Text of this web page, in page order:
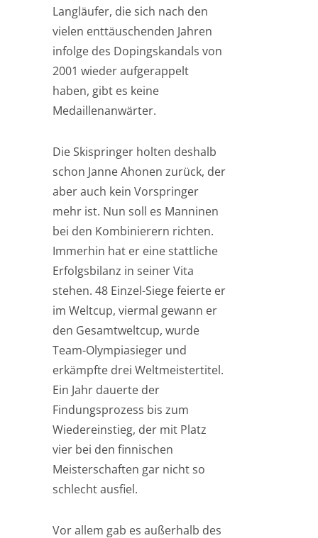
Langläufer, die sich nach den
vielen enttäuschenden Jahren
infolge des Dopingskandals von
2001 wieder aufgerappelt
haben, gibt es keine
Medaillenanwärter.
Die Skispringer holten deshalb
schon Janne Ahonen zurück, der
aber auch kein Vorspringer
mehr ist. Nun soll es Manninen
bei den Kombinierern richten.
Immerhin hat er eine stattliche
Erfolgsbilanz in seiner Vita
stehen. 48 Einzel-Siege feierte er
im Weltcup, viermal gewann er
den Gesamtweltcup, wurde
Team-Olympiasieger und
erkämpfte drei Weltmeistertitel.
Ein Jahr dauerte der
Findungsprozess bis zum
Wiedereinstieg, der mit Platz
vier bei den finnischen
Meisterschaften gar nicht so
schlecht ausfiel.
Vor allem gab es außerhalb des